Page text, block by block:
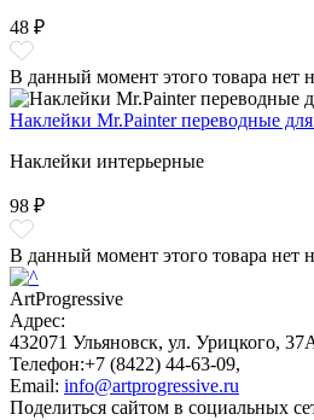
48 ₽
В данный момент этого товара нет
Наклейки Mr.Painter переводные
Наклейки интерьерные
98 ₽
В данный момент этого товара нет
ArtProgressive
Адрес:
432071 Ульяновск, ул. Урицкого,
Телефон:+7 (8422) 44-63-09,
Email: info@artprogressive.ru
Поделиться сайтом в социальных